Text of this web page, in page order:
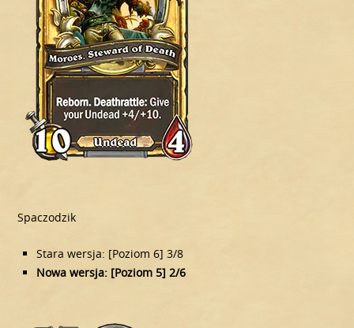
Spaczodzik
Stara wersja: [Poziom 6] 3/8
Nowa wersja: [Poziom 5] 2/6